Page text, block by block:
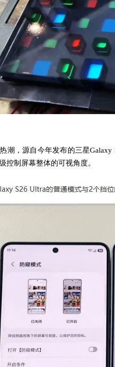
潮，源自今年发布的三星
控制屏幕整体的可视角度。